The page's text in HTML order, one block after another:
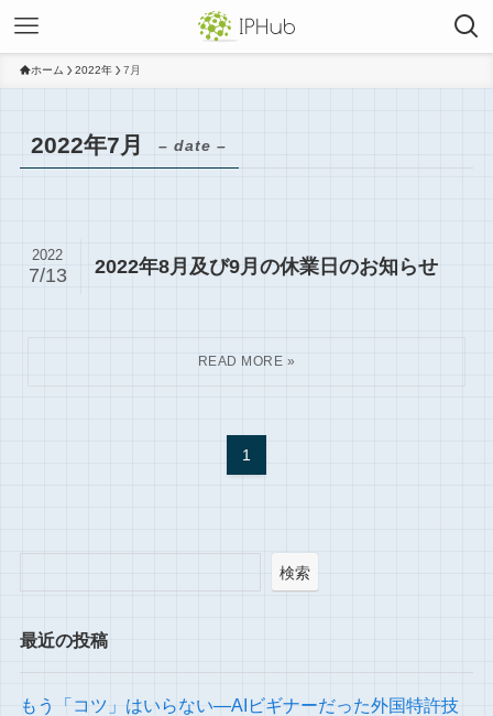
ホーム 2022年 7月
2022年7月 – date –
2022年8月及び9月の休業日のお知らせ
2022
7/13
1
検索
最近の投稿
もう「コツ」はいらない―AIビギナーだった外国特許技